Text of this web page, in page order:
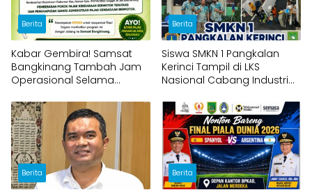
Berita
Kabar Gembira! Samsat
Bangkinang Tambah Jam
Operasional Selama
Kendaraan
Berita
Siswa SMKN 1 Pangkalan
Kerinci Tampil di LKS
Nasional Cabang Industrial
Berita Berita